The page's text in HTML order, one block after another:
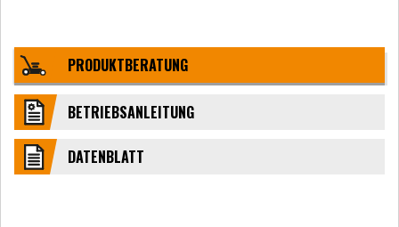
PRODUKTBERATUNG
BETRIEBSANLEITUNG
DATENBLATT